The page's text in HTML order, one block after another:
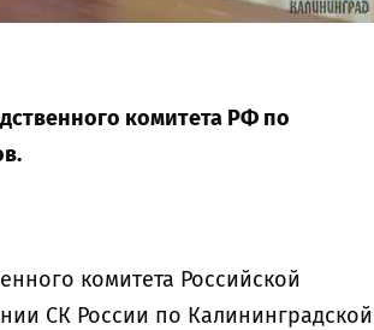
комитета РФ по
комитета Российской
СК России по Калининградской